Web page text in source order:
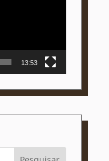
13:53